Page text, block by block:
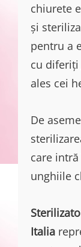
chiurete
și
pentru a
cu diferiți
ales cei
De
care
unghiile
Italia